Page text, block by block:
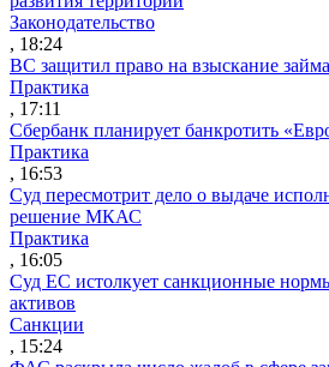
Законодательство
, 18:24
ВС защитил право на взыскание
Практика
, 17:11
Сбербанк планирует банкротить
Практика
, 16:53
Суд пересмотрит дело о выдаче
решение МКАС
Практика
, 16:05
Суд ЕС истолкует санкционные
активов
Санкции
, 15:24